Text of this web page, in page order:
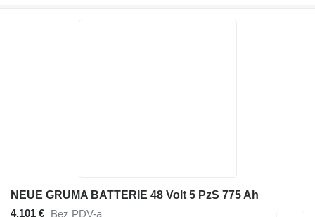
NEUE GRUMA BATTERIE 48 Volt 5 PzS 775 Ah
4.101 € Bez PDV-a